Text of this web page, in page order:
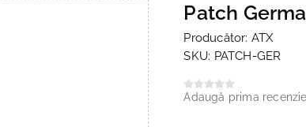
Patch
Producător: ATX
SKU: PATCH-GER
Adaugă prima